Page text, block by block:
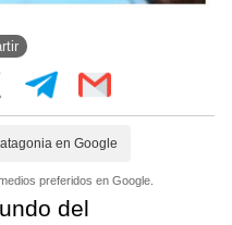
en Google
preferidos en Google.
del